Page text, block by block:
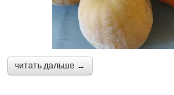
читать дальше →